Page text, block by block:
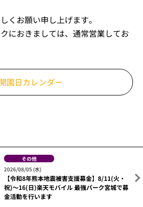
くお願い申し上げます。
におきましては、通常営業してお
園日カレンダー
その他
2026/08/05 (水)
【令和8年熊本地震被害支援募金】8/11(火・
祝)～16(日)楽天モバイル 最強パーク宮城で募
金活動を行います